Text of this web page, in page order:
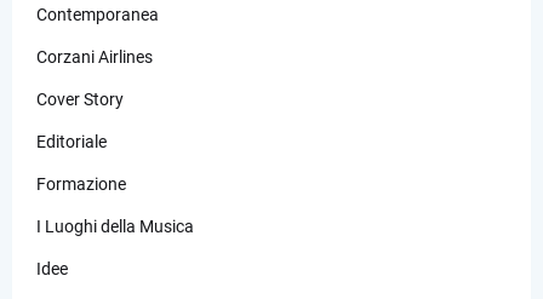
Contemporanea
Corzani Airlines
Cover Story
Editoriale
Formazione
I Luoghi della Musica
Idee